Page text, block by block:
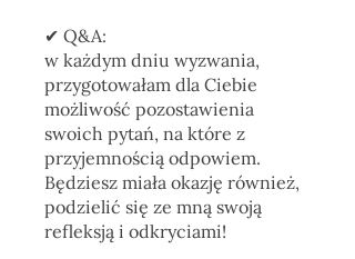
✔︎ Q&A:
w każdym dniu wyzwania,
przygotowałam dla Ciebie
możliwość pozostawienia
swoich pytań, na które z
przyjemnością odpowiem.
Będziesz miała okazję również,
podzielić się ze mną swoją
refleksją i odkryciami!